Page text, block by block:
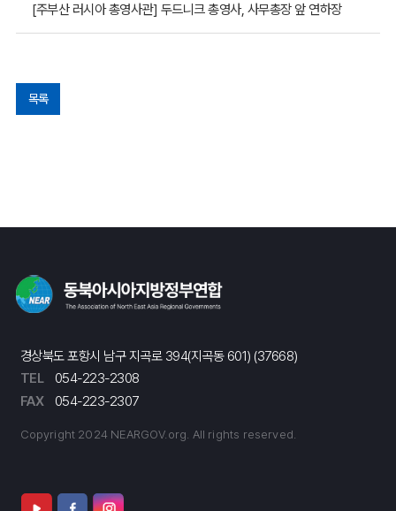
[주부산 러시아 총영사관] 두드니크 총영사, 사무총장 앞 연하장
목록
경상북도 포항시 남구 지곡로 394(지곡동 601) (37668)
TEL
054-223-2308
FAX
054-223-2307
Copyright 2024 NEARGOV.org. All rights reserved.